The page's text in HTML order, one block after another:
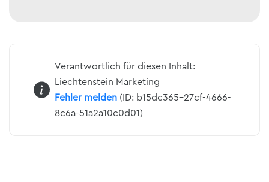
Verantwortlich für diesen Inhalt:
Liechtenstein Marketing
Fehler melden (ID: b15dc365-27cf-4666-
8c6a-51a2a10c0d01)